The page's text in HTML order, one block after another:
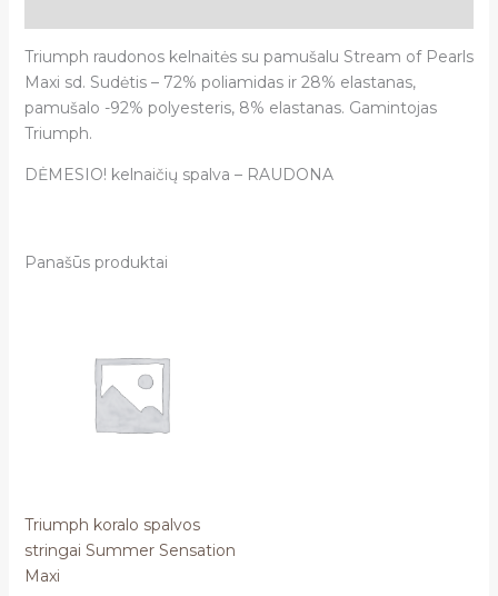
Triumph raudonos kelnaitės su pamušalu Stream of Pearls
Maxi sd. Sudėtis – 72% poliamidas ir 28% elastanas,
pamušalo -92% polyesteris, 8% elastanas. Gamintojas
Triumph.
DĖMESIO! kelnaičių spalva – RAUDONA
Panašūs produktai
Triumph koralo spalvos
stringai Summer Sensation
Maxi